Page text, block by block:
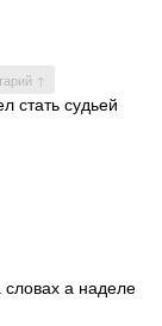
↑
стать судьей
а наделе